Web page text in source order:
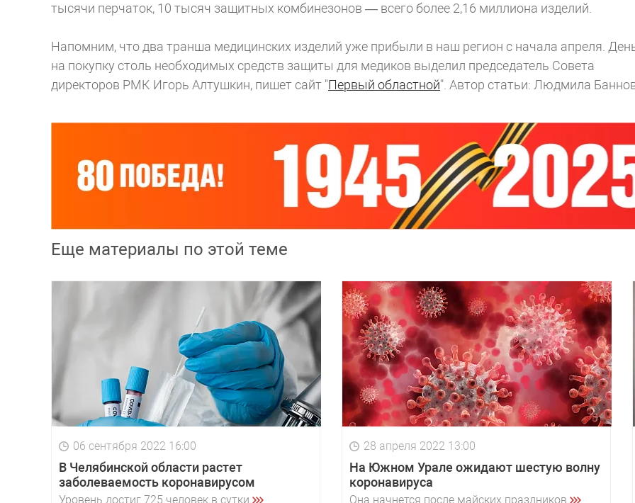
тысячи перчаток, 10 тысяч защитных комбинезонов — всего более 2,16 миллиона изделий.
Напомним, что два транша медицинских изделий уже прибыли в наш регион с начала апреля.
на покупку столь необходимых средств защиты для медиков выделил председатель Совета
директоров РМК Игорь Алтушкин, пишет сайт "Первый областной". Автор статьи: Людмила
Еще материалы по этой теме
06 сентября 2022 16:00
В Челябинской области растет
заболеваемость коронавирусом
Уровень достиг 725 человек в сутки.
28 апреля 2022 13:00
На Южном Урале ожидают шестую волну
коронавируса
Она начнется после майских праздников.